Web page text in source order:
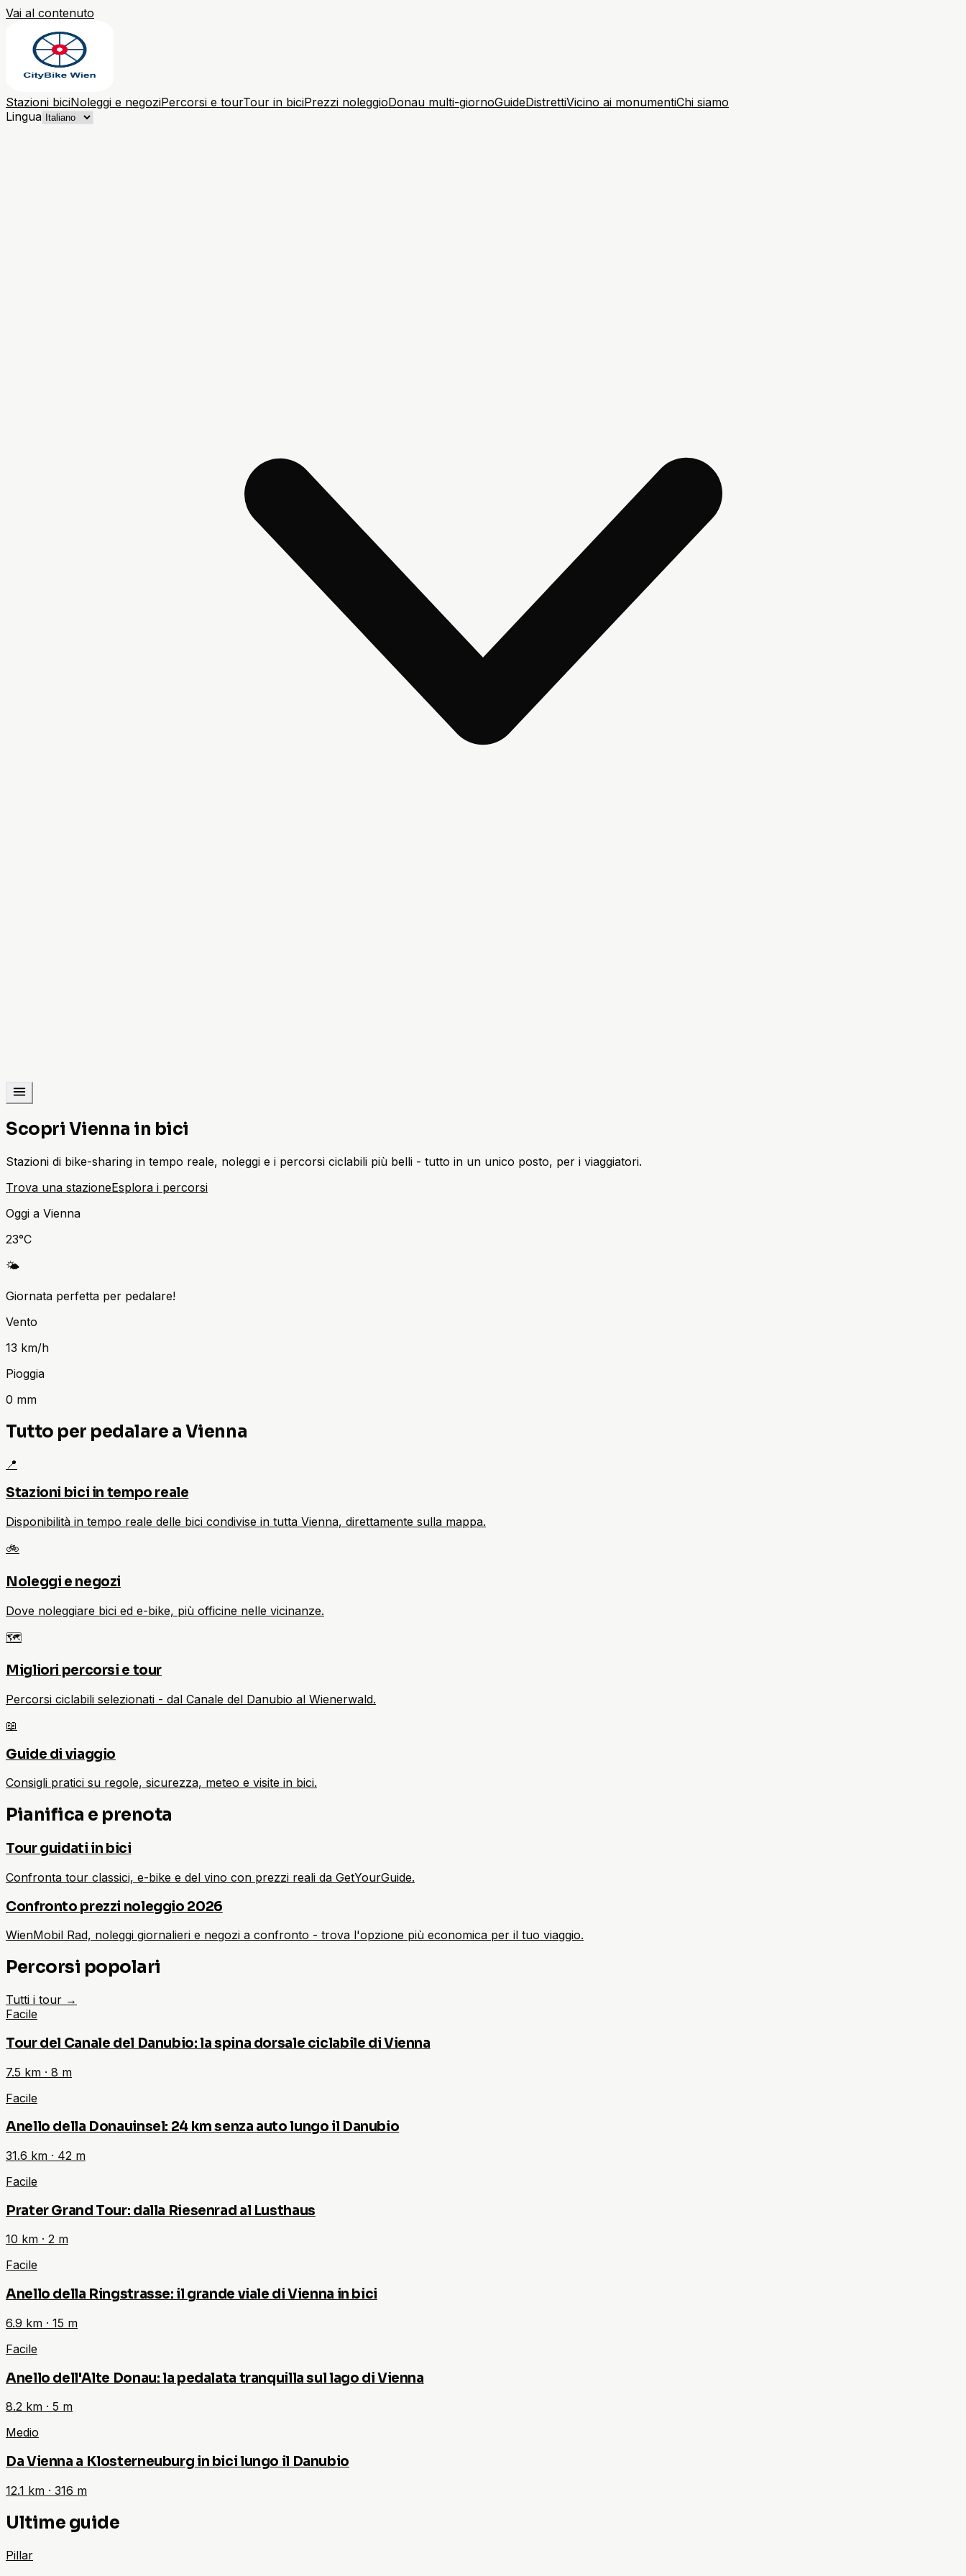
Vai al contenuto
Stazioni biciNoleggi e negoziPercorsi e tourTour in biciPrezzi noleggioDonau multi-giornoGuideDistrettiVicino ai monumentiChi siamo
Lingua
Scopri Vienna in bici
Stazioni di bike-sharing in tempo reale, noleggi e i percorsi ciclabili più belli - tutto in un unico posto, per i viaggiatori.
Trova una stazioneEsplora i percorsi
Oggi a Vienna
23°C
🌤️
Giornata perfetta per pedalare!
Vento
13 km/h
Pioggia
0 mm
Tutto per pedalare a Vienna
📍
Stazioni bici in tempo reale
Disponibilità in tempo reale delle bici condivise in tutta Vienna, direttamente sulla mappa.
🚲
Noleggi e negozi
Dove noleggiare bici ed e-bike, più officine nelle vicinanze.
🗺️
Migliori percorsi e tour
Percorsi ciclabili selezionati - dal Canale del Danubio al Wienerwald.
📖
Guide di viaggio
Consigli pratici su regole, sicurezza, meteo e visite in bici.
Pianifica e prenota
Tour guidati in bici
Confronta tour classici, e-bike e del vino con prezzi reali da GetYourGuide.
Confronto prezzi noleggio 2026
WienMobil Rad, noleggi giornalieri e negozi a confronto - trova l'opzione più economica per il tuo viaggio.
Percorsi popolari
Tutti i tour →
Facile
Tour del Canale del Danubio: la spina dorsale ciclabile di Vienna
7.5 km · 8 m
Facile
Anello della Donauinsel: 24 km senza auto lungo il Danubio
31.6 km · 42 m
Facile
Prater Grand Tour: dalla Riesenrad al Lusthaus
10 km · 2 m
Facile
Anello della Ringstrasse: il grande viale di Vienna in bici
6.9 km · 15 m
Facile
Anello dell'Alte Donau: la pedalata tranquilla sul lago di Vienna
8.2 km · 5 m
Medio
Da Vienna a Klosterneuburg in bici lungo il Danubio
12.1 km · 316 m
Ultime guide
Pillar